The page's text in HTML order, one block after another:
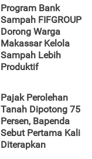
Program Bank
Sampah FIFGROUP
Dorong Warga
Makassar Kelola
Sampah Lebih
Produktif
Pajak Perolehan
Tanah Dipotong 75
Persen, Bapenda
Sebut Pertama Kali
Diterapkan